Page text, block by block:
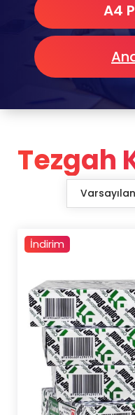
A4
Tezgah
İndirim